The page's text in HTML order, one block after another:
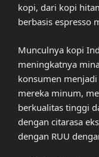
kopi, dari kopi
berbasis espresso
Munculnya kopi
meningkatnya
konsumen
mereka minum,
berkualitas tinggi
dengan citarasa
dengan RUU